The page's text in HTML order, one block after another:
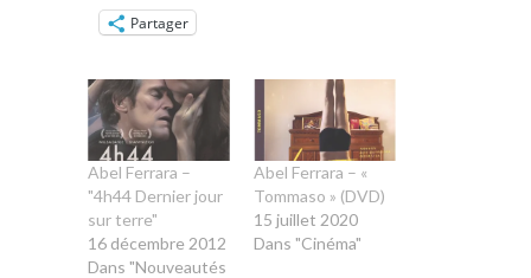
Partager
Abel Ferrara –
"4h44 Dernier jour
sur terre"
16 décembre 2012
Dans "Nouveautés
Abel Ferrara – «
Tommaso » (DVD)
15 juillet 2020
Dans "Cinéma"